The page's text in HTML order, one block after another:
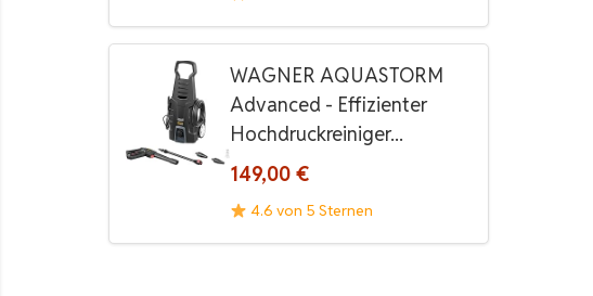
WAGNER AQUASTORM
Advanced - Effizienter
Hochdruckreiniger...
149,00 €
4.6 von 5 Sternen